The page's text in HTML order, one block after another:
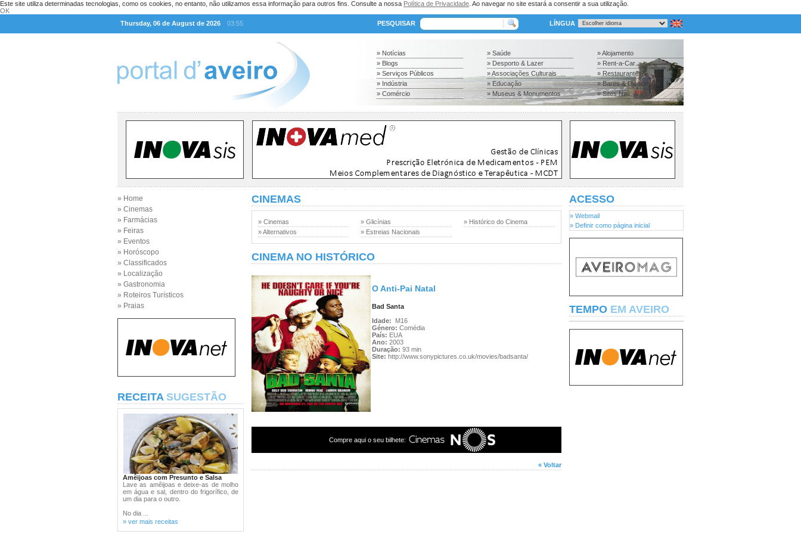
Este site utiliza determinadas tecnologias, como os cookies, no entanto, não utilizamos essa informação para outros fins. Consulte a nossa Política de Privacidade . Ao navegar no site estará a consentir a sua utilização.
OK
Thursday, 06 de August de 2026
03:55 PESQUISAR LÍNGUA
» Notícias
» Blogs
» Serviços Públicos
» Indústria
» Comércio
» Saúde
» Desporto & Lazer
» Associações Culturais
» Educação
» Museus & Monumentos
» Alojamento
» Rent-a-Car
» Restaurantes
» Bares & Discotecas
» Sites Nac. & Inter.
» Home
» Cinemas
» Farmácias
» Feiras
» Eventos
» Horóscopo
» Classificados
» Localização
» Gastronomia
» Roteiros Turísticos
» Praias
RECEITA SUGESTÃO
Amêijoas com Presunto e Salsa
Lave as amêijoas e deixe-as de molho
em água e sal, dentro do frigorífico, de
um dia para o outro.
No dia ...
» ver mais receitas
CINEMAS
» Cinemas
» Alternativos
» Glicínias
» Estreias Nacionais
» Histórico do Cinema
CINEMA NO HISTÓRICO
O Anti-Pai Natal
Bad Santa
Idade:
M16
Género: Comédia
País: EUA
Ano: 2003
Duração: 93 min
Site: http://www.sonypictures.co.uk/movies/badsanta/
Compre aqui o seu bilhete:
« Voltar
ACESSO
» Webmail
» Definir como página inicial
TEMPO EM AVEIRO